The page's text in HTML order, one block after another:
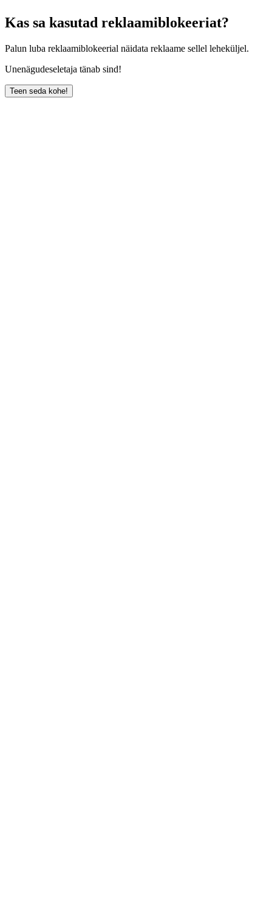
Kas sa kasutad reklaamiblokeeriat?
Palun luba reklaamiblokeerial näidata reklaame sellel leheküljel.
Unenägudeseletaja tänab sind!
Teen seda kohe!